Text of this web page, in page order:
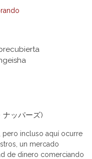
ッパーズ)
pero incluso aquí ocurre
un mercado
de dinero comerciando